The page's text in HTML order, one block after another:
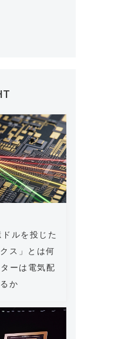
ルを投じた
ス」とは何
ーは電気配
か